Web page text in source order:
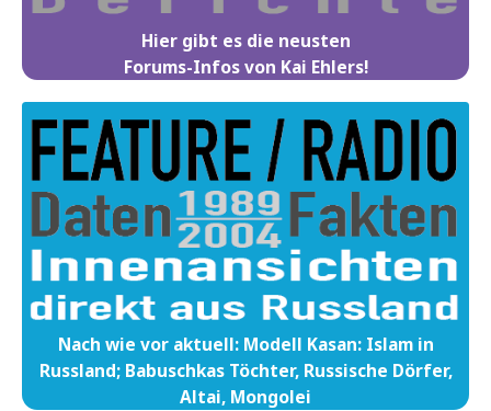
Hier gibt es die neusten
Forums-Infos von Kai Ehlers!
Nach wie vor aktuell: Modell Kasan: Islam in
Russland; Babuschkas Töchter, Russische Dörfer,
Altai, Mongolei